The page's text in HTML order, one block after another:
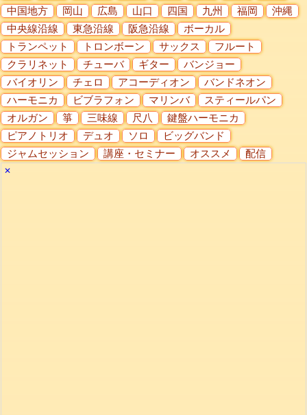
中国地方
岡山 広島 山口 四国 九州 福岡
沖縄
中央線沿線
東急沿線 阪急沿線
ボーカル
トランペット
トロンボーン サックス
フルート
クラリネット
チューバ ギター
バンジョー
バイオリン
チェロ アコーディオン
バンドネオン
ハーモニカ
ビブラフォン マリンバ
スティールパン
オルガン
箏 三味線 尺八
鍵盤ハーモニカ
ピアノトリオ
デュオ ソロ
ビッグバンド
ジャムセッション
講座・セミナー オススメ 配信
✕